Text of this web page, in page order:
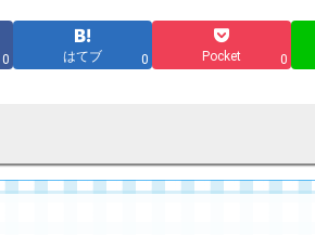
0 はてブ 0 Pocket 0